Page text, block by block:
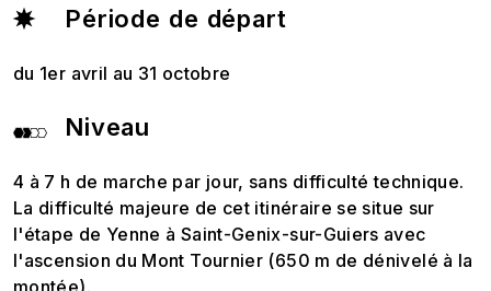
Période de départ
du 1er avril au 31 octobre
Niveau
4 à 7 h de marche par jour, sans difficulté technique.
La difficulté majeure de cet itinéraire se situe sur
l'étape de Yenne à Saint-Genix-sur-Guiers avec
l'ascension du Mont Tournier (650 m de dénivelé à la